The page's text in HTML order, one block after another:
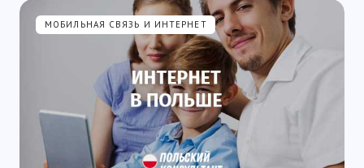
МОБИЛЬНАЯ СВЯЗЬ И ИНТЕРНЕТ